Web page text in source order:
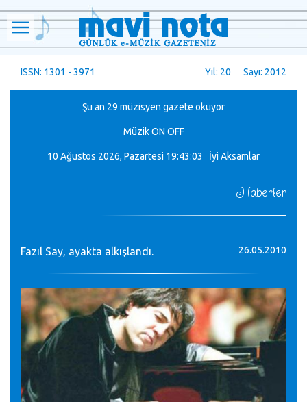
ISSN: 1301 - 3971 Yıl: 20 Sayı: 2012
Şu an 29 müzisyen gazete okuyor
MüzikON OFF
10 Ağustos 2026, Pazartesi 19:43:03 İyi Aksamlar
Haberler
Fazıl Say, ayakta alkışlandı. 26.05.2010